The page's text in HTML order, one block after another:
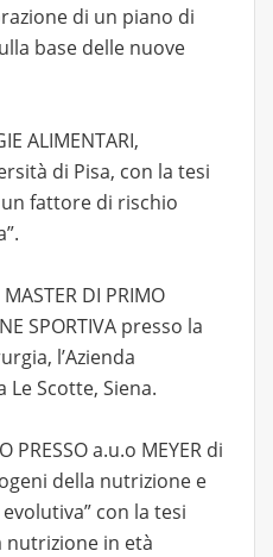
di un piano di
base delle nuove
ALIMENTARI,
di Pisa, con la tesi
fattore di rischio
DI PRIMO
SPORTIVA presso la
l’Azienda
Scotte, Siena.
PRESSO a.u.o MEYER di
della nutrizione e
con la tesi
nutrizione in età